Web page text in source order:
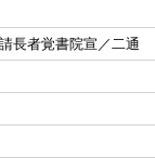
長者覚書院宣／二通